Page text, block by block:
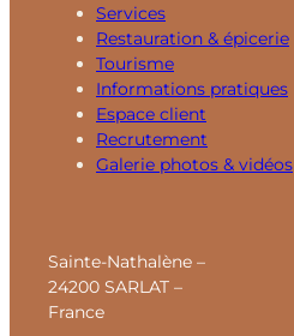
Services
Restauration & épicerie
Tourisme
Informations pratiques
Espace client
Recrutement
Galerie photos & vidéos
Sainte-Nathalène –
24200 SARLAT –
France